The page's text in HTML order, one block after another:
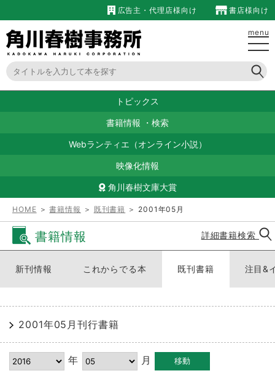
広告主・代理店様向け 書店様向け
menu
トピックス
書籍情報 ・ 検索
Webランティエ（オンライン小説）
映像化情報
角川春樹文庫大賞
HOME ＞書籍情報 ＞ 既刊書籍 ＞ 2001年05月
書籍情報 詳細書籍検索
新刊情報 これからでる本 既刊書籍 注目&
2001年05月刊行書籍
年 月